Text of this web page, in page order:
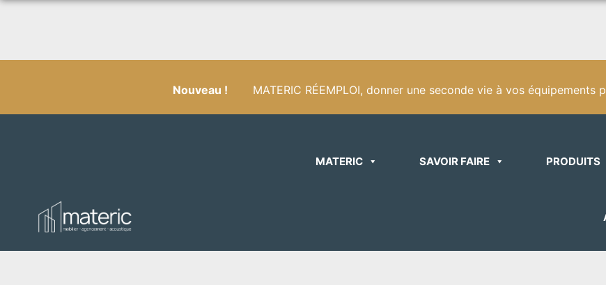
Nouveau ! MATERIC RÉEMPLOI, donner une seconde vie à vos équipements
MATERIC SAVOIR FAIRE PRODUITS